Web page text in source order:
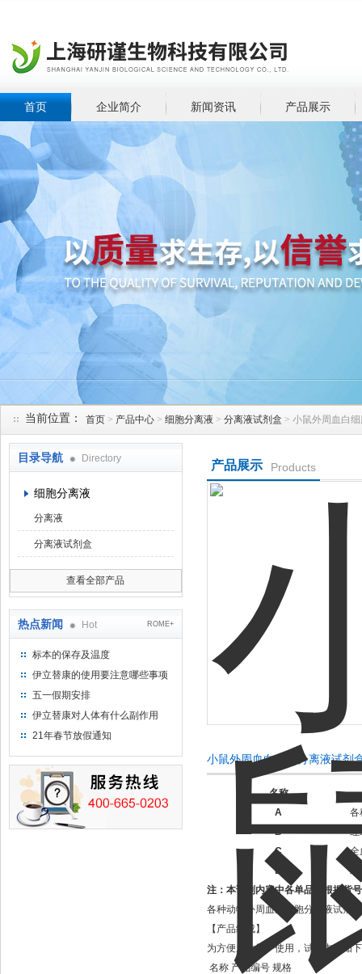
首页 企业简介 新闻资讯 产品展示
当前位置： 首页 > 产品中心 > 细胞分离液 > 分离液试剂盒 > 小鼠外周血白
目录导航 Directory
细胞分离液
分离液
分离液试剂盒
查看全部产品
热点新闻 Hot ROME+
标本的保存及温度
伊立替康的使用要注意哪些事项
五一假期安排
伊立替康对人体有什么副作用
21年春节放假通知
产品展示 Products
小鼠外周血白细胞分离液试剂
名称
A
各
B
红
C
全
D
细
注：本试剂内容中各单品可根据货
各种动物外周血白细胞分离液试剂
【产品组成】
为方便广大用户使用，试剂内容如
名称 产品编号 规格